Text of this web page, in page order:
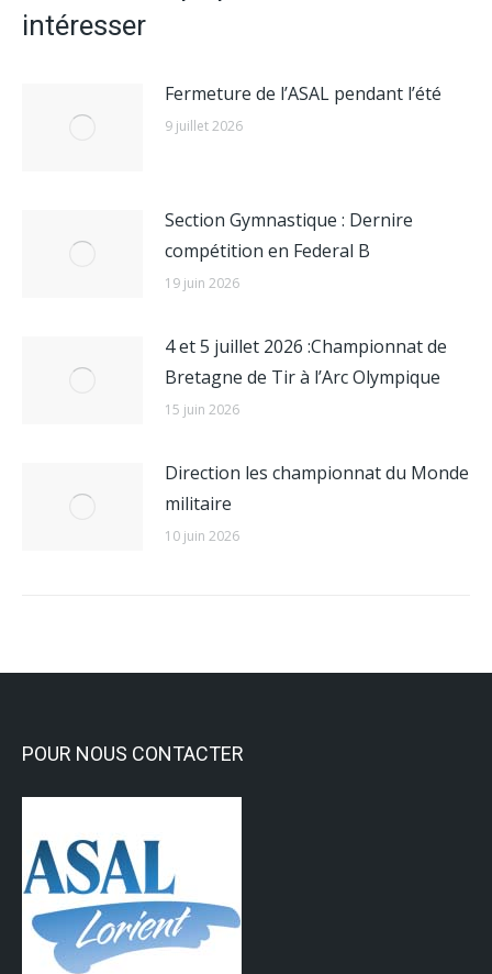
intéresser
Fermeture de l’ASAL pendant l’été
9 juillet 2026
Section Gymnastique : Dernire
compétition en Federal B
19 juin 2026
4 et 5 juillet 2026 :Championnat de
Bretagne de Tir à l’Arc Olympique
15 juin 2026
Direction les championnat du Monde
militaire
10 juin 2026
POUR NOUS CONTACTER